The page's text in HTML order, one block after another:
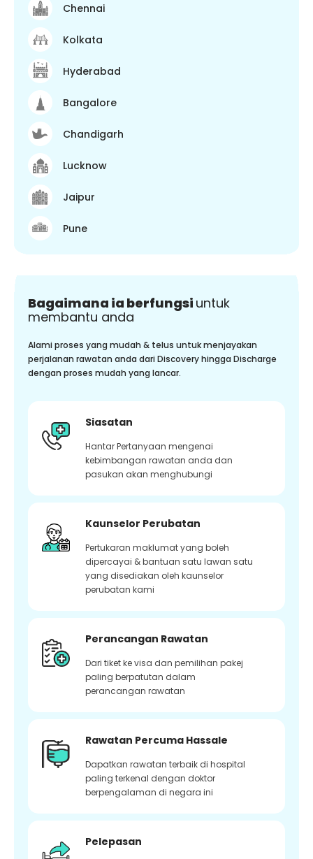
Chennai
Kolkata
Hyderabad
Bangalore
Chandigarh
Lucknow
Jaipur
Pune
Bagaimana ia berfungsi untuk
membantu anda
Alami proses yang mudah & telus untuk menjayakan
perjalanan rawatan anda dari Discovery hingga Discharge
dengan proses mudah yang lancar.
Siasatan
Hantar Pertanyaan mengenai
kebimbangan rawatan anda dan
pasukan akan menghubungi
Kaunselor Perubatan
Pertukaran maklumat yang boleh
dipercayai & bantuan satu lawan satu
yang disediakan oleh kaunselor
perubatan kami
Perancangan Rawatan
Dari tiket ke visa dan pemilihan pakej
paling berpatutan dalam
perancangan rawatan
Rawatan Percuma Hassale
Dapatkan rawatan terbaik di hospital
paling terkenal dengan doktor
berpengalaman di negara ini
Pelepasan